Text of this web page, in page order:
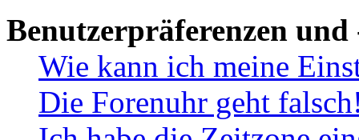
Benutzerpräferenzen und
Wie kann ich meine
Die Forenuhr geht